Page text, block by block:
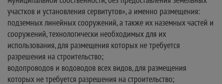
участков и установления сервитутов», а именно размещения:
подземных линейных сооружений, а также их наземных частей и
сооружений, технологически необходимых для их
использования, для размещения которых не требуется
разрешения на строительство;
водопроводов и водоводов всех видов, для размещения
которых не требуется разрешения на строительство;